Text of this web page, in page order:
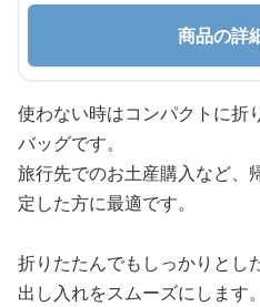
商品の詳
使わない時はコンパクトに折
バッグです。
旅行先でのお土産購入など、
定した方に最適です。
折りたたんでもしっかりとし
出し入れをスムーズにします。